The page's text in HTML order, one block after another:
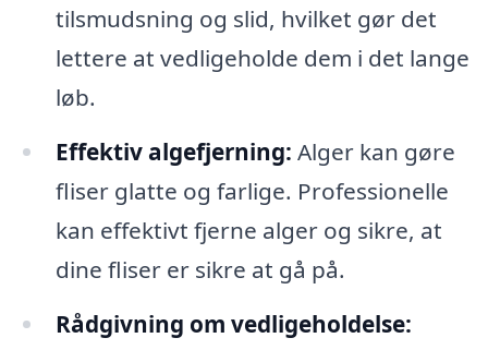
tilsmudsning og slid, hvilket gør det
lettere at vedligeholde dem i det lange
løb.
Effektiv algefjerning: Alger kan gøre
fliser glatte og farlige. Professionelle
kan effektivt fjerne alger og sikre, at
dine fliser er sikre at gå på.
Rådgivning om vedligeholdelse: